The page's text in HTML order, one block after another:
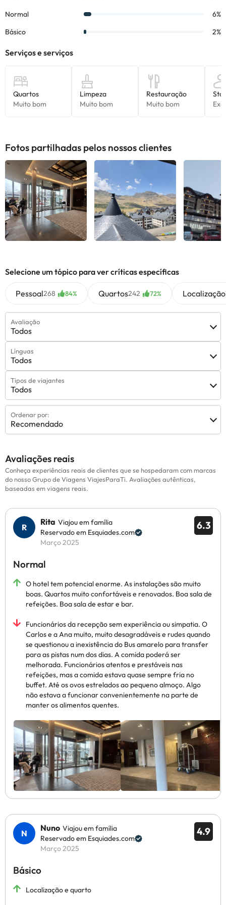
uma recordação inesquecível.
Spa disponível com suplemento!
Este hotel dispõe de um Spa completo (mediante pagamento),
ideal para relaxar após um dia de esqui e para se desligar da
rotina, ótimo!
Alguns dos serviços indicados podem ter custos adicionais. Pode
Fotos partilhadas pelos nossos clientes
Selecione um tópico para ver críticas específicas
Pessoal268 84% Quartos242 72% Localização
Avaliação
Todos
Línguas
Todos
Tipos de viajantes
Todos
Ordenar por:
Recomendado
Avaliações reais
Conheça experiências reais de clientes que se hospedaram com marcas
do nosso Grupo de Viagens ViajesParaTi. Avaliações autênticas,
baseadas em viagens reais.
6.3
Rita Viajou em família
Reservado em Esquiades.com
Março 2025
Normal
O hotel tem potencial enorme. As instalações são muito
boas. Quartos muito confortáveis e renovados. Boa sala de
refeições. Boa sala de estar e bar.
Funcionários da recepção sem experiência ou simpatia. O
Carlos e a Ana muito, muito desagradáveis e rudes quando
se questionou a inexistência do Bus amarelo para transfer
para as pistas num dos dias. A comida poderá ser
melhorada. Funcionários atentos e prestáveis nas
refeições, mas a comida estava quase sempre fria no
buffet. Até os ovos estrelados ao pequeno almoço. Algo
não estava a funcionar convenientemente na parte de
manter os alimentos quentes.
4.9
Nuno Viajou em família
Reservado em Esquiades.com
Março 2025
Básico
Localização e quarto